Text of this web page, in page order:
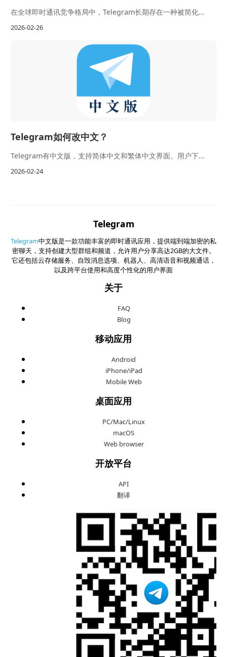
在全球即时通讯竞争格局中，Telegram长期存在一种被简化...
2026-02-26
Telegram如何改中文？
Telegram有中文版，支持简体中文和繁体中文界面。用户下...
2026-02-24
Telegram
Telegram中文版是一款功能丰富的即时通讯应用，提供端到端加密的私
密聊天，支持创建大型群组和频道，允许用户分享高达2GB的大文件。
它还包括云存储服务、自毁消息选项、机器人、高清语音和视频通话，
以及跨平台使用和高度个性化的用户界面
关于
FAQ
Blog
移动应用
Android
iPhone/iPad
Mobile Web
桌面应用
PC/Mac/Linux
macOS
Web browser
开放平台
API
翻译